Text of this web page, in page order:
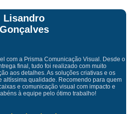
Eduarda
antes do prazo e a instalação da lona
indico de olhos fechados